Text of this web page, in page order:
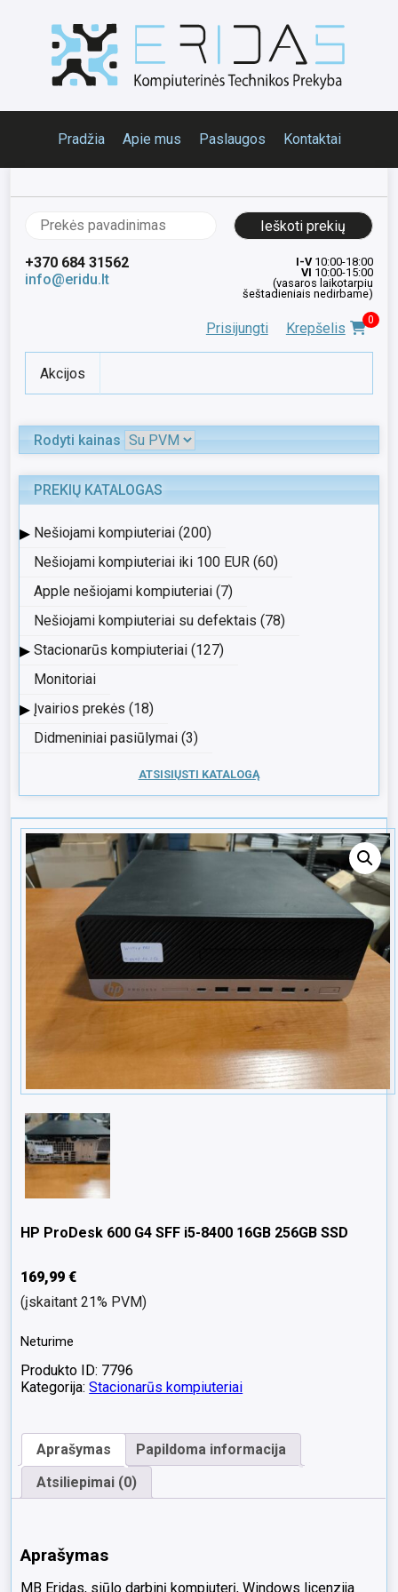
Pradžia Apie mus Paslaugos Kontaktai
Ieškoti:
+370 684 31562
info@eridu.lt
I-V10:00-18:00
VI 10:00-15:00
(vasaros laikotarpiu
šeštadieniais nedirbame)
Prisijungti Krepšelis 0
Akcijos
Rodyti kainas
PREKIŲ KATALOGAS
▸ Nešiojami kompiuteriai (200)
Nešiojami kompiuteriai iki 100 EUR (60)
Apple nešiojami kompiuteriai (7)
Nešiojami kompiuteriai su defektais (78)
▸ Stacionarūs kompiuteriai (127)
Monitoriai
▸ Įvairios prekės (18)
Didmeniniai pasiūlymai (3)
ATSISIŲSTI KATALOGĄ
HP ProDesk 600 G4 SFF i5-8400 16GB 256GB SSD
169,99€
(įskaitant 21% PVM)
Neturime
Produkto ID: 7796
Kategorija:Stacionarūs kompiuteriai
Aprašymas
Papildoma informacija
Atsiliepimai (0)
Aprašymas
MB Eridas, siūlo darbinį kompiuterį, Windows licenzija